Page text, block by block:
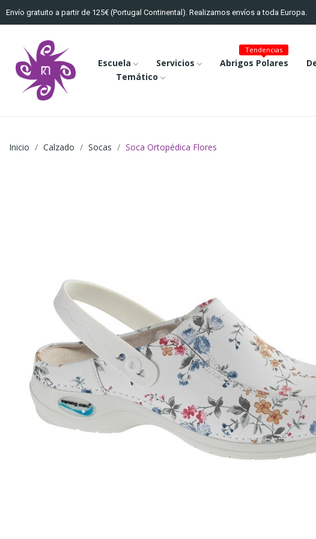
Envío gratuito a partir de 125€ (Portugal Continental). Realizamos envíos a toda Europa.
Escuela Servicios Abrigos Polares
Tendencias
Temático
Inicio Calzado Socas Soca Ortopédica Flores